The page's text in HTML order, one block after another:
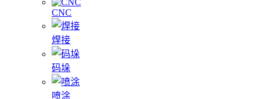
CNC
焊接
码垛
喷涂